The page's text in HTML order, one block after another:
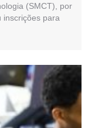
(SMCT), por
inscrições para